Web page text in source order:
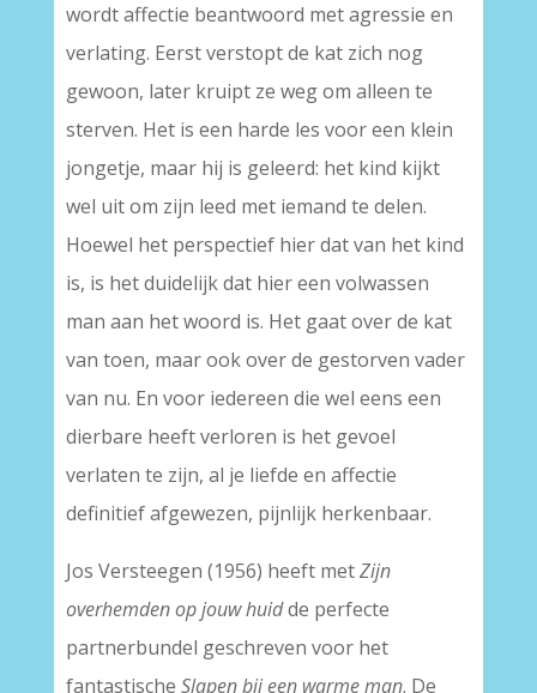
wordt affectie beantwoord met agressie en
verlating. Eerst verstopt de kat zich nog
gewoon, later kruipt ze weg om alleen te
sterven. Het is een harde les voor een klein
jongetje, maar hij is geleerd: het kind kijkt
wel uit om zijn leed met iemand te delen.
Hoewel het perspectief hier dat van het kind
is, is het duidelijk dat hier een volwassen
man aan het woord is. Het gaat over de kat
van toen, maar ook over de gestorven vader
van nu. En voor iedereen die wel eens een
dierbare heeft verloren is het gevoel
verlaten te zijn, al je liefde en affectie
definitief afgewezen, pijnlijk herkenbaar.
Jos Versteegen (1956) heeft metZijn
overhemden op jouw huidde perfecte
partnerbundel geschreven voor het
fantastische Slapen bij een warme man. De